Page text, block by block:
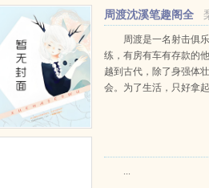
周渡沈溪笔趣阁全
文免费阅读
周渡是一名射击俱
练，有房有车有存款的
越到古代，除了身强体
会。为了生活，只好拿
...